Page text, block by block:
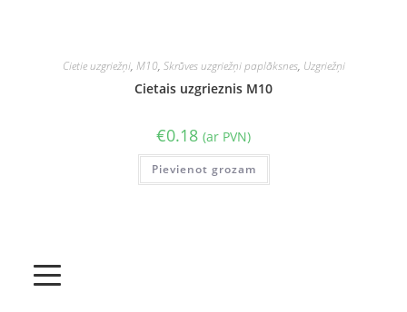
Cietie uzgriežņi, M10, Skrūves uzgriežņi paplāksnes, Uzgriežņi
Cietais uzgrieznis M10
€0.18 (ar PVN)
Pievienot grozam